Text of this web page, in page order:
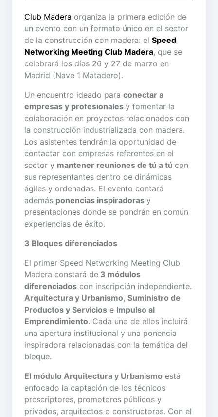
Club Madera organiza la primera edición de
un evento con un formato único en el sector
de la construcción con madera: el Speed
Networking Meeting Club Madera, que se
celebrará los días 26 y 27 de marzo en
Madrid (Nave 1 Matadero).
Un encuentro ideado para conectar a
empresas y profesionales y fomentar la
colaboración en proyectos relacionados con
la construcción industrializada con madera.
Los asistentes tendrán la oportunidad de
contactar con empresas referentes en el
sector y mantener reuniones de tú a tú con
sus representantes dentro de dinámicas
ágiles y ordenadas. El evento contará
además ponencias inspiradoras y
presentaciones donde se pondrán en común
experiencias de éxito.
3 Bloques diferenciados
El primer Speed Networking Meeting Club
Madera constará de 3 módulos
diferenciados con inscripción independiente.
Arquitectura y Urbanismo, Suministro de
Productos y Servicios e Impulso al
Emprendimiento. Cada uno de ellos incluirá
una apertura institucional y una ponencia
inspiradora relacionadas con la temática del
bloque.
El módulo Arquitectura y Urbanismo está
enfocado la captación de los técnicos
prescriptores, promotores públicos y
privados, arquitectos o constructoras. Con el